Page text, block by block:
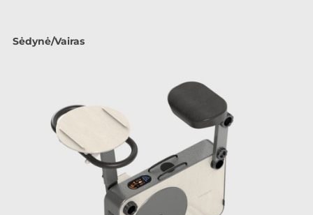
Sėdynė/Vairas